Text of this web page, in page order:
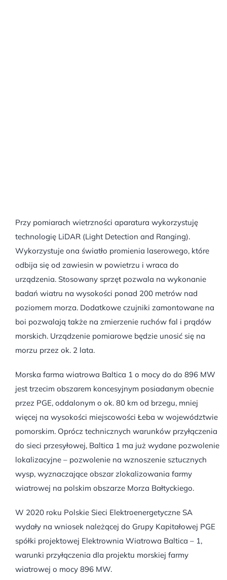
Przy pomiarach wietrzności aparatura wykorzystuję
technologię LiDAR (Light Detection and Ranging).
Wykorzystuje ona światło promienia laserowego, które
odbija się od zawiesin w powietrzu i wraca do
urządzenia. Stosowany sprzęt pozwala na wykonanie
badań wiatru na wysokości ponad 200 metrów nad
poziomem morza. Dodatkowe czujniki zamontowane na
boi pozwalają także na zmierzenie ruchów fal i prądów
morskich. Urządzenie pomiarowe będzie unosić się na
morzu przez ok. 2 lata.
Morska farma wiatrowa Baltica 1 o mocy do do 896 MW
jest trzecim obszarem koncesyjnym posiadanym obecnie
przez PGE, oddalonym o ok. 80 km od brzegu, mniej
więcej na wysokości miejscowości Łeba w województwie
pomorskim. Oprócz technicznych warunków przyłączenia
do sieci przesyłowej, Baltica 1 ma już wydane pozwolenie
lokalizacyjne – pozwolenie na wznoszenie sztucznych
wysp, wyznaczające obszar zlokalizowania farmy
wiatrowej na polskim obszarze Morza Bałtyckiego.
W 2020 roku Polskie Sieci Elektroenergetyczne SA
wydały na wniosek należącej do Grupy Kapitałowej PGE
spółki projektowej Elektrownia Wiatrowa Baltica – 1,
warunki przyłączenia dla projektu morskiej farmy
wiatrowej o mocy 896 MW.